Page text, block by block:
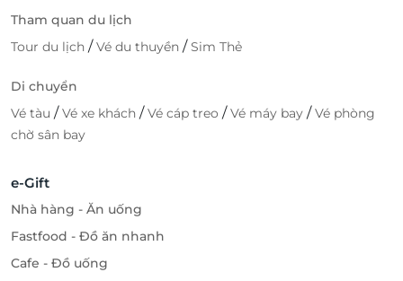
Tham quan du lịch
Tour du lịch /Vé du thuyền /Sim Thẻ
Di chuyển
Vé tàu /Vé xe khách /Vé cáp treo /Vé máy bay /Vé phòng
chờ sân bay
e-Gift
Nhà hàng - Ăn uống
Fastfood - Đồ ăn nhanh
Cafe - Đồ uống